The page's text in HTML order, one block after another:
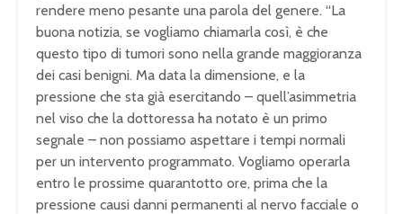
rendere meno pesante una parola del genere. “La
buona notizia, se vogliamo chiamarla così, è che
questo tipo di tumori sono nella grande maggioranza
dei casi benigni. Ma data la dimensione, e la
pressione che sta già esercitando – quell’asimmetria
nel viso che la dottoressa ha notato è un primo
segnale – non possiamo aspettare i tempi normali
per un intervento programmato. Vogliamo operarla
entro le prossime quarantotto ore, prima che la
pressione causi danni permanenti al nervo facciale o